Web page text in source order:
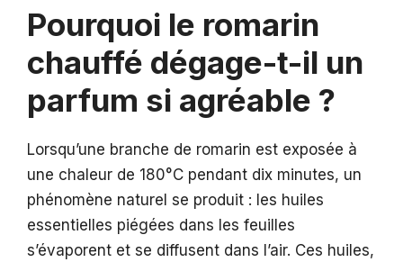
Pourquoi le romarin
chauffé dégage-t-il un
parfum si agréable ?
Lorsqu’une branche de romarin est exposée à
une chaleur de 180°C pendant dix minutes, un
phénomène naturel se produit : les huiles
essentielles piégées dans les feuilles
s’évaporent et se diffusent dans l’air. Ces huiles,